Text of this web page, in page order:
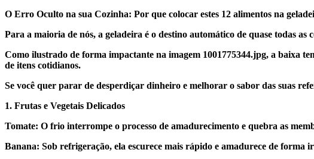
O Erro Oculto na sua Cozinha: Por que colocar estes 12 alimentos na
​Para a maioria de nós, a geladeira é o destino automático de quase todas
​Como ilustrado de forma impactante na imagem 1001775344.jpg, a baixa
de itens cotidianos.
​Se você quer parar de desperdiçar dinheiro e melhorar o sabor das suas
​1. Frutas e Vegetais Delicados
​Tomate: O frio interrompe o processo de amadurecimento e quebra as
​Banana: Sob refrigeração, ela escurece mais rápido e amadurece de